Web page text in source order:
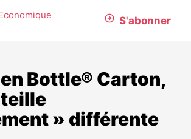
S'abonner
Bottle® Carton,
» différente